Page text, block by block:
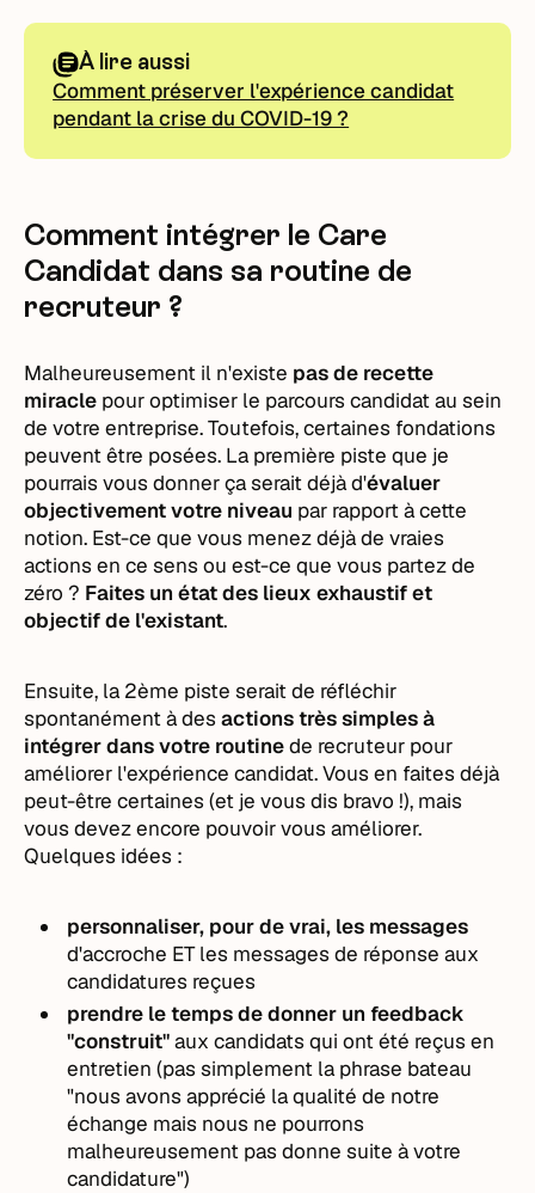
À lire aussi
Comment préserver l'expérience candidat
pendant la crise du COVID-19 ?
Comment intégrer le Care
Candidat dans sa routine de
recruteur ?
Malheureusement il n'existe pas de recette
miracle pour optimiser le parcours candidat au sein
de votre entreprise. Toutefois, certaines fondations
peuvent être posées. La première piste que je
pourrais vous donner ça serait déjà d'évaluer
objectivement votre niveau par rapport à cette
notion. Est-ce que vous menez déjà de vraies
actions en ce sens ou est-ce que vous partez de
zéro ? Faites un état des lieux exhaustif et
objectif de l'existant.
Ensuite, la 2ème piste serait de réfléchir
spontanément à desactions très simples à
intégrer dans votre routinede recruteur pour
améliorer l'expérience candidat. Vous en faites déjà
peut-être certaines (et je vous dis bravo !), mais
vous devez encore pouvoir vous améliorer.
Quelques idées :
personnaliser, pour de vrai, les messages
d'accroche ET les messages de réponse aux
candidatures reçues
prendre le temps de donner un feedback
"construit"aux candidats qui ont été reçus en
entretien (pas simplement la phrase bateau
"nous avons apprécié la qualité de notre
échange mais nous ne pourrons
malheureusement pas donne suite à votre
candidature")